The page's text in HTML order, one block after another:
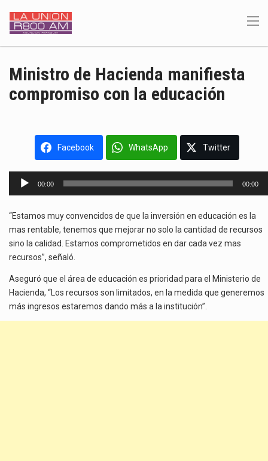
Ministro de Hacienda manifiesta
compromiso con la educación
Facebook WhatsApp Twitter
Reproductor
00:00 00:00
“Estamos muy convencidos de que la inversión en educación es la
mas rentable, tenemos que mejorar no solo la cantidad de recursos
sino la calidad. Estamos comprometidos en dar cada vez mas
recursos”, señaló.
Aseguró que el área de educación es prioridad para el Ministerio de
Hacienda, “Los recursos son limitados, en la medida que generemos
más ingresos estaremos dando más a la institución”.